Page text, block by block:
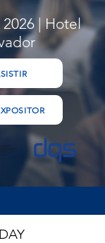
| Hotel